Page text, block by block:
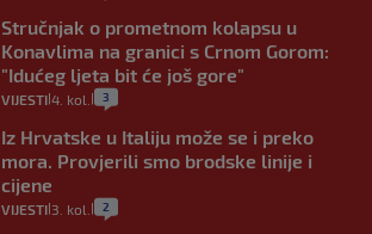
Stručnjak o prometnom kolapsu u
Konavlima na granici s Crnom Gorom:
"Idućeg ljeta bit će još gore"
VIJESTI 4. kol. 3
Iz Hrvatske u Italiju može se i preko
mora. Provjerili smo brodske linije i
cijene
VIJESTI 3. kol. 2